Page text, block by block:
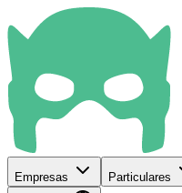
Empresas Particulares